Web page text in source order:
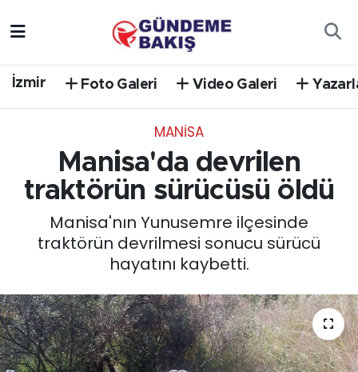
İzmir Foto Galeri Video Galeri
MANISA
Manisa'da devrilen
traktörün sürücüsü öldü
Manisa'nın Yunusemre ilçesinde
traktörün devrilmesi sonucu sürücü
hayatını kaybetti.
EGE
EĞİTİM
EKONOMİ
English News
GÜNCEL
Süper Lig Puan Durumu ve Fikstür
Tüm Manşetler
Son Dakika Haberleri
Haber Arşivi